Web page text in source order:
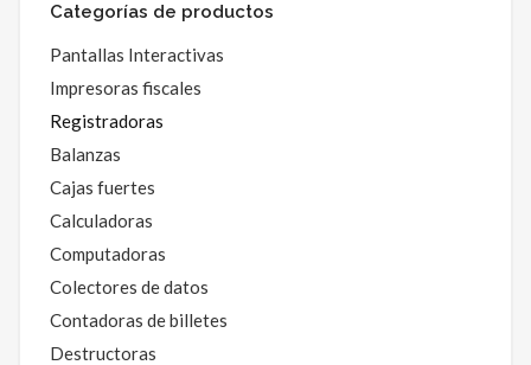
Categorías de productos
Pantallas Interactivas
Impresoras fiscales
Registradoras
Balanzas
Cajas fuertes
Calculadoras
Computadoras
Colectores de datos
Contadoras de billetes
Destructoras